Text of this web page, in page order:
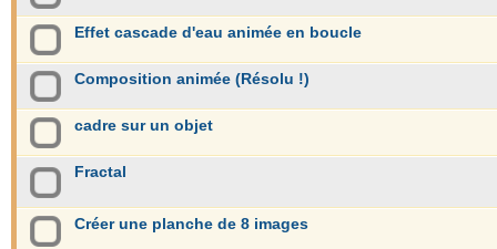
Effet cascade d'eau animée en boucle
Composition animée (Résolu !)
cadre sur un objet
Fractal
Créer une planche de 8 images